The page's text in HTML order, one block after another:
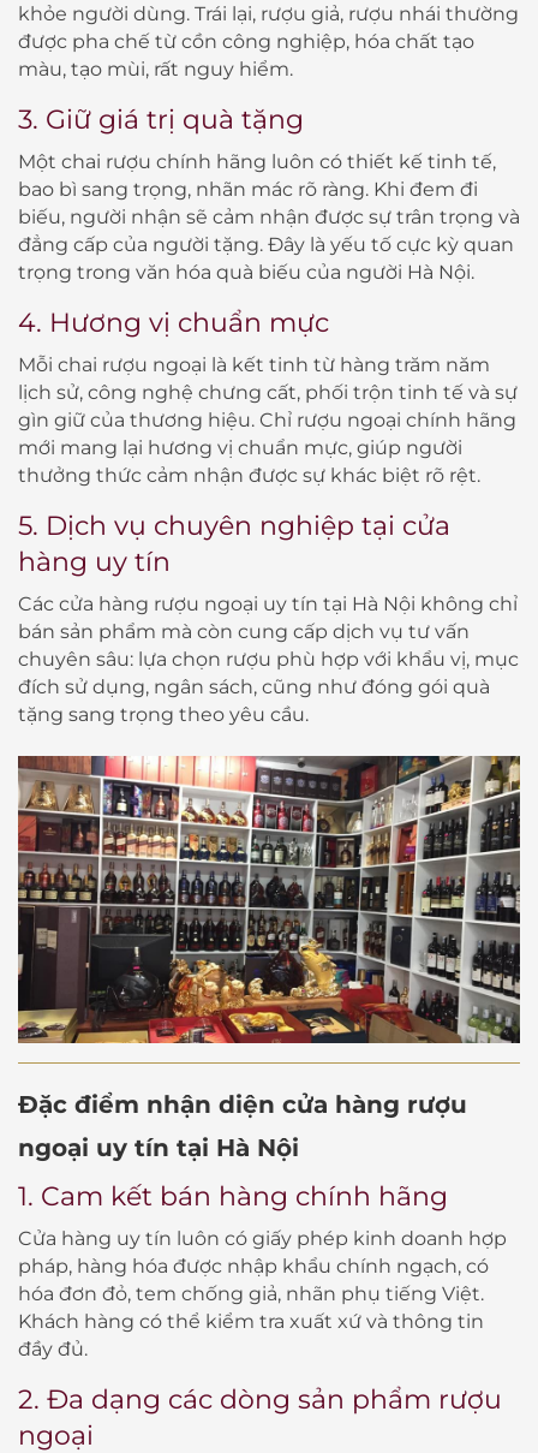
khỏe người dùng. Trái lại, rượu giả, rượu nhái thường
được pha chế từ cồn công nghiệp, hóa chất tạo
màu, tạo mùi, rất nguy hiểm.
3. Giữ giá trị quà tặng
Một chai rượu chính hãng luôn có thiết kế tinh tế,
bao bì sang trọng, nhãn mác rõ ràng. Khi đem đi
biếu, người nhận sẽ cảm nhận được sự trân trọng và
đẳng cấp của người tặng. Đây là yếu tố cực kỳ quan
trọng trong văn hóa quà biếu của người Hà Nội.
4. Hương vị chuẩn mực
Mỗi chai rượu ngoại là kết tinh từ hàng trăm năm
lịch sử, công nghệ chưng cất, phối trộn tinh tế và sự
gìn giữ của thương hiệu. Chỉ rượu ngoại chính hãng
mới mang lại hương vị chuẩn mực, giúp người
thưởng thức cảm nhận được sự khác biệt rõ rệt.
5. Dịch vụ chuyên nghiệp tại cửa
hàng uy tín
Các cửa hàng rượu ngoại uy tín tại Hà Nội không chỉ
bán sản phẩm mà còn cung cấp dịch vụ tư vấn
chuyên sâu: lựa chọn rượu phù hợp với khẩu vị, mục
đích sử dụng, ngân sách, cũng như đóng gói quà
tặng sang trọng theo yêu cầu.
Đặc điểm nhận diện cửa hàng rượu
ngoại uy tín tại Hà Nội
1. Cam kết bán hàng chính hãng
Cửa hàng uy tín luôn có giấy phép kinh doanh hợp
pháp, hàng hóa được nhập khẩu chính ngạch, có
hóa đơn đỏ, tem chống giả, nhãn phụ tiếng Việt.
Khách hàng có thể kiểm tra xuất xứ và thông tin
đầy đủ.
2. Đa dạng các dòng sản phẩm rượu
ngoại